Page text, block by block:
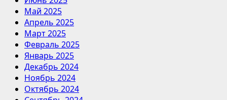
Май 2025
Апрель 2025
Март 2025
Февраль 2025
Январь 2025
Декабрь 2024
Ноябрь 2024
Октябрь 2024